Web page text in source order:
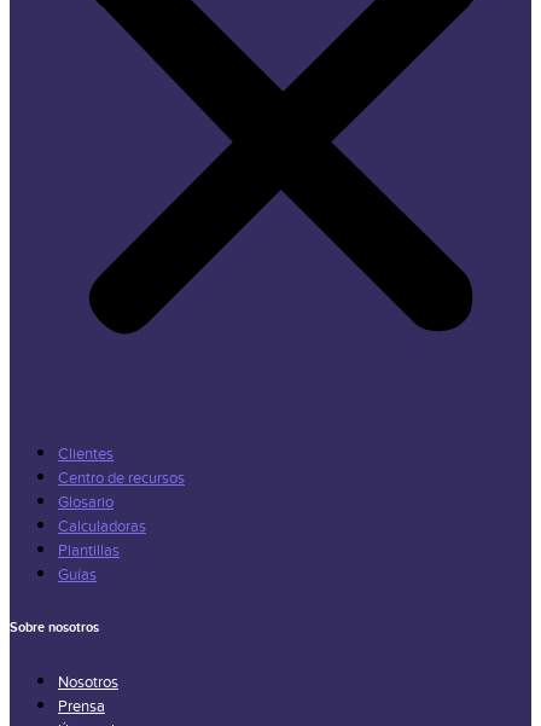
Clientes
Centro de recursos
Glosario
Calculadoras
Plantillas
Guías
Sobre nosotros
Nosotros
Prensa